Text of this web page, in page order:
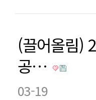
(끌어올림)
공…
03-19